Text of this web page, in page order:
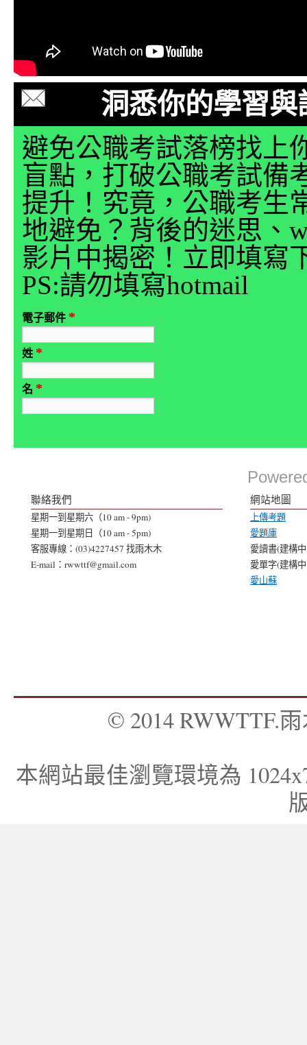
洞悉你的學習
避免公職考試落榜找上
盲點，打破公職考試備
提升！究竟，公職考生
地避免？背後的迷思、
影片中揭密！立即填寫
PS:請勿填寫hotmail
電子郵件 *
姓 *
名 *
聯絡我們
星期一到星期六（10 am - 9pm)
星期一到星期日（10 am - 5pm)
客服專線：(03)4227457 找雨木木
E-mail：rwwttf@gmail.com
網站地圖
上傳考題
愛題庫
愛讀書(建構
愛單字(建構
愛山蘇
© 2014 RWWTTF.
本網站最佳瀏覽環境為